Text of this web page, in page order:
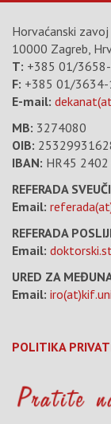
Horvaćanski zavoj
10000 Zagreb,
T: +385 01/
F: +385 01/3634-
E-mail:
MB: 3274080
OIB:
IBAN: HR45
REFERADA
Email:
REFERADA
Email:
URED ZA
Email:
POLITIKA